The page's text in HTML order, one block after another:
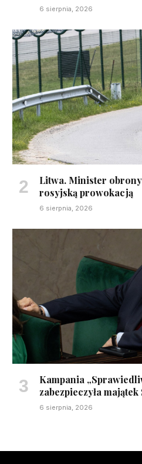
6 sierpnia, 2026
Litwa. Minister
rosyjską prowokacją
6 sierpnia, 2026
Kampania
zabezpieczyła
6 sierpnia, 2026